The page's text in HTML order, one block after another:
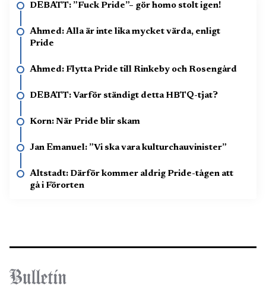
DEBATT: ”Fuck Pride”– gör homo stolt igen!
Ahmed: Alla är inte lika mycket värda, enligt
Pride
Ahmed: Flytta Pride till Rinkeby och Rosengård
DEBATT: Varför ständigt detta HBTQ-tjat?
Korn: När Pride blir skam
Jan Emanuel: ”Vi ska vara kulturchauvinister”
Altstadt: Därför kommer aldrig Pride-tågen att
gå i Förorten